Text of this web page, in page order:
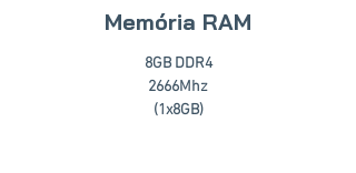
Memória RAM
8GB DDR4
2666Mhz
(1x8GB)